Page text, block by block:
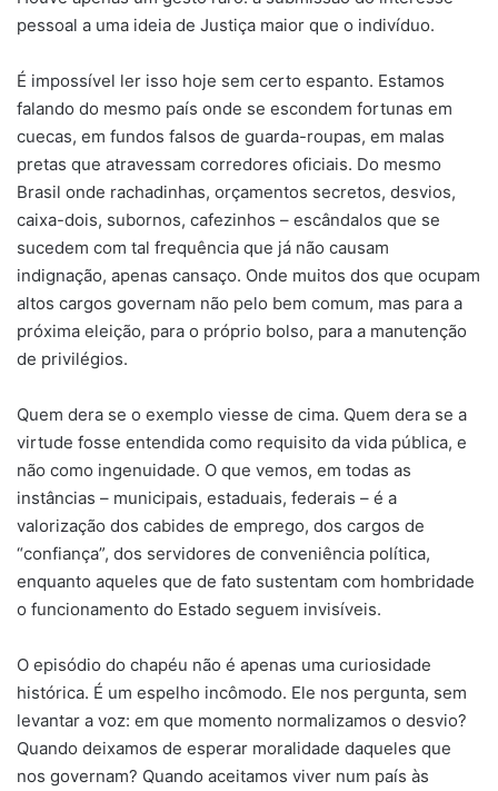
pessoal a uma ideia de Justiça maior que o indivíduo.
É impossível ler isso hoje sem certo espanto. Estamos
falando do mesmo país onde se escondem fortunas em
cuecas, em fundos falsos de guarda-roupas, em malas
pretas que atravessam corredores oficiais. Do mesmo
Brasil onde rachadinhas, orçamentos secretos, desvios,
caixa-dois, subornos, cafezinhos – escândalos que se
sucedem com tal frequência que já não causam
indignação, apenas cansaço. Onde muitos dos que ocupam
altos cargos governam não pelo bem comum, mas para a
próxima eleição, para o próprio bolso, para a manutenção
de privilégios.
Quem dera se o exemplo viesse de cima. Quem dera se a
virtude fosse entendida como requisito da vida pública, e
não como ingenuidade. O que vemos, em todas as
instâncias – municipais, estaduais, federais – é a
valorização dos cabides de emprego, dos cargos de
“confiança”, dos servidores de conveniência política,
enquanto aqueles que de fato sustentam com hombridade
o funcionamento do Estado seguem invisíveis.
O episódio do chapéu não é apenas uma curiosidade
histórica. É um espelho incômodo. Ele nos pergunta, sem
levantar a voz: em que momento normalizamos o desvio?
Quando deixamos de esperar moralidade daqueles que
nos governam? Quando aceitamos viver num país às